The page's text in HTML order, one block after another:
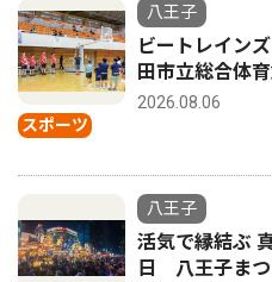
スポーツ
八王子
ビートレイン
田市立総合体
2026.08.06
八王子
活気で縁結ぶ
日 八王子まつ